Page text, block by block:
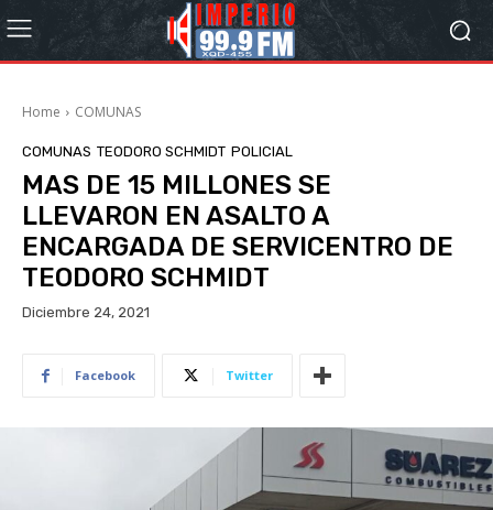
Home COMUNAS
COMUNAS TEODORO SCHMIDT POLICIAL
MAS DE 15 MILLONES SE
LLEVARON EN ASALTO A
ENCARGADA DE SERVICENTRO DE
TEODORO SCHMIDT
Diciembre 24, 2021
Facebook Twitter